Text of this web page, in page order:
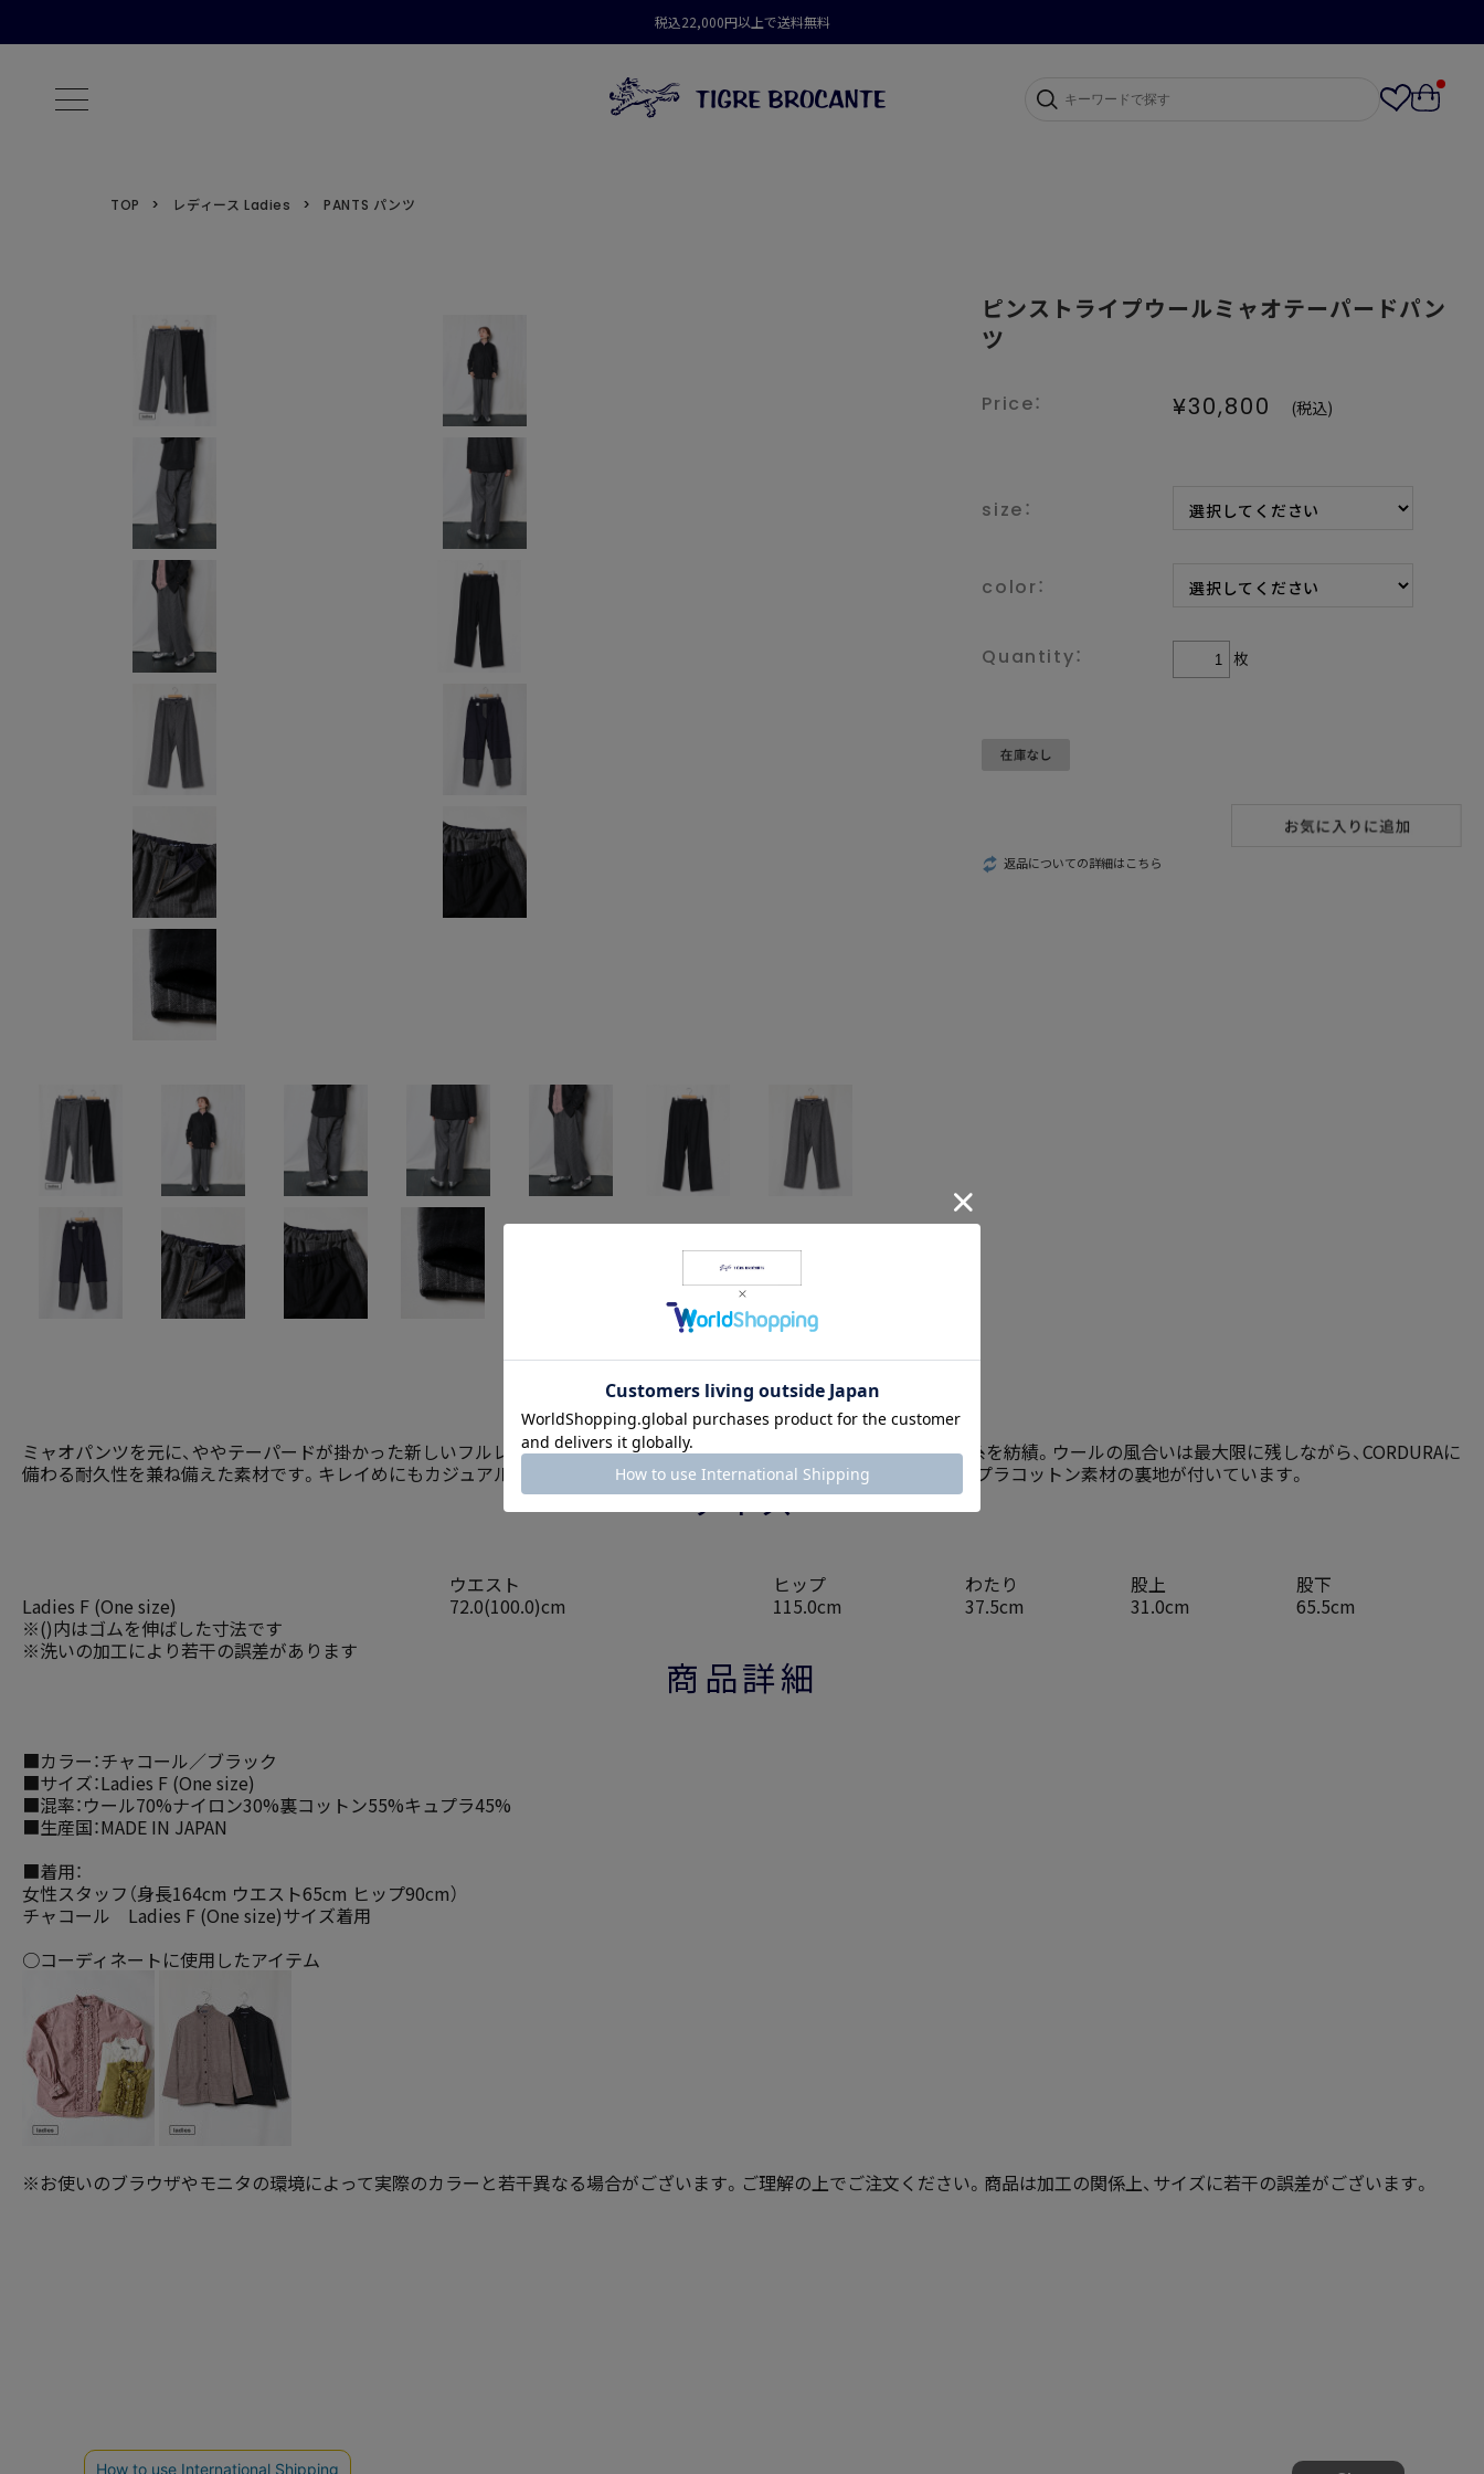
税込22,000円以上で送料無料
TOP レディース Ladies PANTS パンツ
ピンストライプウールミャオテーパードパン
ツ
¥30,800 (税込)
size：
color：
枚
返品についての詳細はこちら
商品説明
ミャオパンツを元に、ややテーパードが掛かった新しいフルレングスパンツ。素材は3CORDURAナイロン＋ウールの混紡糸を紡績。ウールの風合いは最大限に残しながら、CORDURAに
備わる耐久性を兼ね備えた素材です。キレイめにもカジュアルにも使え、これからのシーズンにぴったりの一本です。キュプラコットン素材の裏地が付いています。
サイズ
ウエスト ヒップ わたり 股上
股下
Ladies F (One size)
72.0(100.0)cm 115.0cm 37.5cm 31.0cm
65.5cm
※()内はゴムを伸ばした寸法です
※洗いの加工により若干の誤差があります
商品詳細
■カラー：チャコール／ブラック
■サイズ：Ladies F (One size)
■混率：ウール70%ナイロン30%裏コットン55%キュプラ45%
■生産国：MADE IN JAPAN
■着用：
女性スタッフ（身長164cm ウエスト65cm ヒップ90cm）
チャコール Ladies F (One size)サイズ着用
○コーディネートに使用したアイテム
※お使いのブラウザやモニタの環境によって実際のカラーと若干異なる場合がございます。ご理解の上でご注文ください。商品は加工の関係上、サイズに若干の誤差がございます。